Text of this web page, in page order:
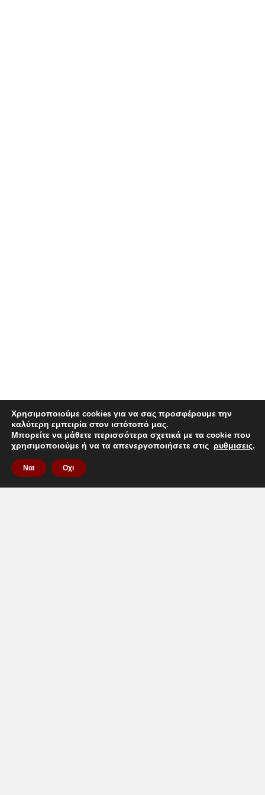
Χρησιμοποιούμε cookies για να σας προσφέρουμε την
καλύτερη εμπειρία στον ιστότοπό μας.
Μπορείτε να μάθετε περισσότερα σχετικά με τα cookie που
χρησιμοποιούμε ή να τα απενεργοποιήσετε στις ρυθμισεις.
Ναι Οχι